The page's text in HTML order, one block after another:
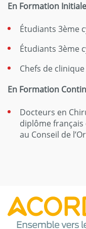
En Formation
Étudiants 3ème
Étudiants 3ème
Chefs de
En Formation
Docteurs en
diplôme français
au Conseil de